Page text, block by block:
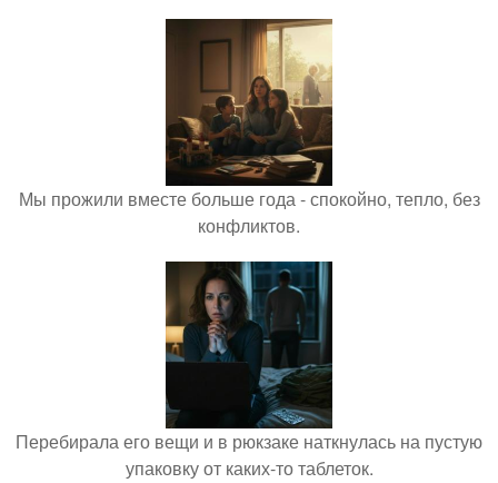
Мы прожили вместе больше года - спокойно, тепло, без
конфликтов.
Перебирала его вещи и в рюкзаке наткнулась на пустую
упаковку от каких-то таблеток.